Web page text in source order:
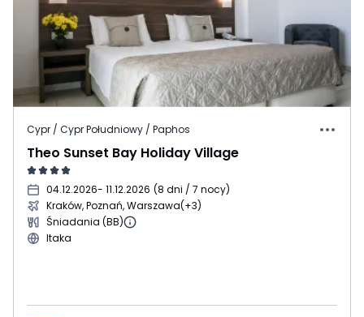
Cypr / Cypr Południowy / Paphos
Theo Sunset Bay Holiday Village
04.12.2026- 11.12.2026 (8 dni / 7 nocy)
Kraków, Poznań, Warszawa(+3)
Śniadania (BB)
Itaka